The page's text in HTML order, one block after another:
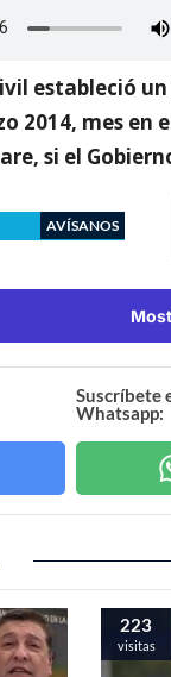
estableció
2014, mes en
si el
AVÍSANOS
Suscríbete
Whatsapp:
223
visitas